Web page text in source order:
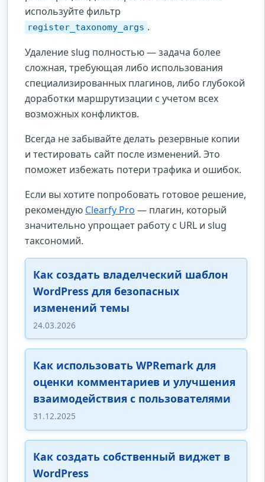
используйте фильтр
register_taxonomy_args .
Удаление slug полностью — задача более
сложная, требующая либо использования
специализированных плагинов, либо глубокой
доработки маршрутизации с учетом всех
возможных конфликтов.
Всегда не забывайте делать резервные копии
и тестировать сайт после изменений. Это
поможет избежать потери трафика и ошибок.
Если вы хотите попробовать готовое решение,
рекомендую Clearfy Pro — плагин, который
значительно упрощает работу с URL и slug
таксономий.
Как создать владелческий шаблон
WordPress для безопасных
изменений темы
24.03.2026
Как использовать WPRemark для
оценки комментариев и улучшения
взаимодействия с пользователями
31.12.2025
Как создать собственный виджет в
WordPress